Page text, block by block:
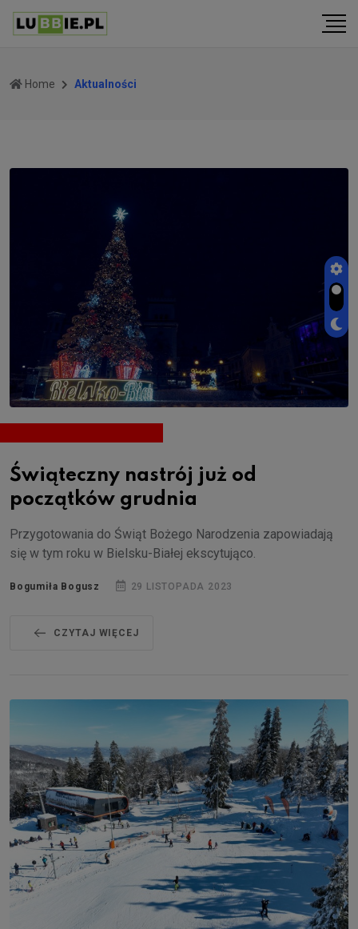
Home Aktualności
Świąteczny nastrój już od
początków grudnia
Przygotowania do Świąt Bożego Narodzenia zapowiadają
się w tym roku w Bielsku-Białej ekscytująco.
Bogumiła Bogusz 29 LISTOPADA 2023
CZYTAJ WIĘCEJ